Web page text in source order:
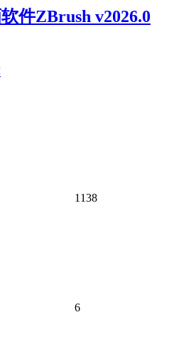
件ZBrush v2026.0
1138
6